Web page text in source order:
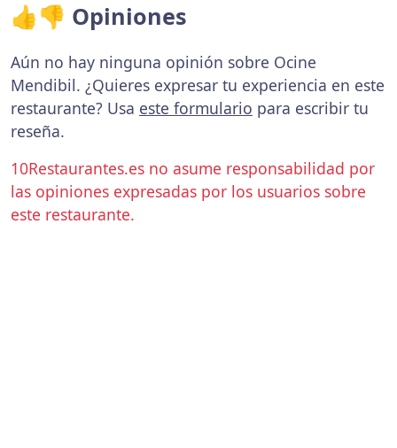
👍👎 Opiniones
Aún no hay ninguna opinión sobre Ocine
Mendibil. ¿Quieres expresar tu experiencia en este
restaurante? Usa este formulario para escribir tu
reseña.
10Restaurantes.es no asume responsabilidad por
las opiniones expresadas por los usuarios sobre
este restaurante.